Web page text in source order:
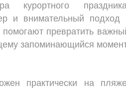
курортного
и внимательный подход
превратить
запоминающийся
практически на